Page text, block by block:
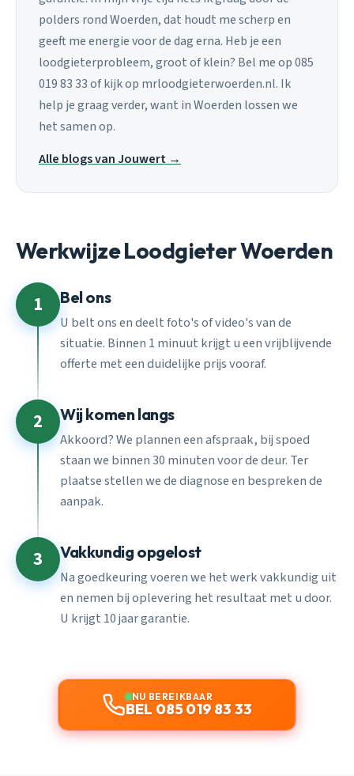
polders rond Woerden, dat houdt me scherp en
geeft me energie voor de dag erna. Heb je een
loodgieterprobleem, groot of klein? Bel me op 085
019 83 33 of kijk op mrloodgieterwoerden.nl. Ik
help je graag verder, want in Woerden lossen we
het samen op.
Alle blogs van Jouwert →
Werkwijze Loodgieter Woerden
1 Bel ons
U belt ons en deelt foto's of video's van de
situatie. Binnen 1 minuut krijgt u een vrijblijvende
offerte met een duidelijke prijs vooraf.
2 Wij komen langs
Akkoord? We plannen een afspraak, bij spoed
staan we binnen 30 minuten voor de deur. Ter
plaatse stellen we de diagnose en bespreken de
aanpak.
3 Vakkundig opgelost
Na goedkeuring voeren we het werk vakkundig uit
en nemen bij oplevering het resultaat met u door.
U krijgt 10 jaar garantie.
NU BEREIKBAAR
BEL 085 019 83 33